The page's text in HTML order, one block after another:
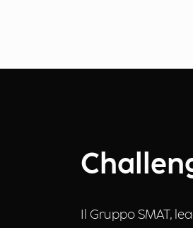
Il Gruppo SMAT,